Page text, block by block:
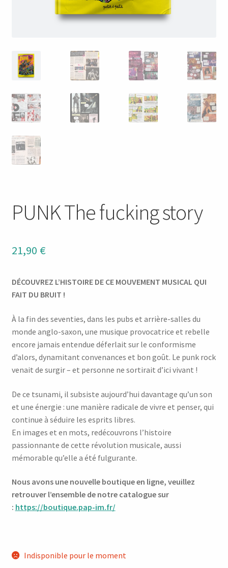
PUNK The fucking story
21,90 €
DÉCOUVREZ L’HISTOIRE DE CE MOUVEMENT MUSICAL QUI
FAIT DU BRUIT !
À la fin des seventies, dans les pubs et arrière-salles du
monde anglo-saxon, une musique provocatrice et rebelle
encore jamais entendue déferlait sur le conformisme
d’alors, dynamitant convenances et bon goût. Le punk rock
venait de surgir – et personne ne sortirait d’ici vivant !
De ce tsunami, il subsiste aujourd’hui davantage qu’un son
et une énergie : une manière radicale de vivre et penser, qui
continue à séduire les esprits libres.
En images et en mots, redécouvrons l’histoire
passionnante de cette révolution musicale, aussi
mémorable qu’elle a été fulgurante.
Nous avons une nouvelle boutique en ligne, veuillez
retrouver l’ensemble de notre catalogue sur
: https://boutique.pap-im.fr/
Indisponible pour le moment